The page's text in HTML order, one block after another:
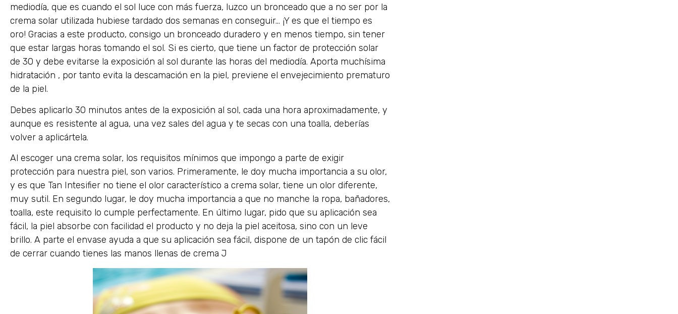
mediodía, que es cuando el sol luce con más fuerza, luzco un bronceado que a no ser por la
crema solar utilizada hubiese tardado dos semanas en conseguir… ¡Y es que el tiempo es
oro! Gracias a este producto, consigo un bronceado duradero y en menos tiempo, sin tener
que estar largas horas tomando el sol. Si es cierto, que tiene un factor de protección solar
de 30 y debe evitarse la exposición al sol durante las horas del mediodía. Aporta muchísima
hidratación , por tanto evita la descamación en la piel, previene el envejecimiento prematuro
de la piel.
Debes aplicarlo 30 minutos antes de la exposición al sol, cada una hora aproximadamente, y
aunque es resistente al agua, una vez sales del agua y te secas con una toalla, deberías
volver a aplicártela.
Al escoger una crema solar, los requisitos mínimos que impongo a parte de exigir
protección para nuestra piel, son varios. Primeramente, le doy mucha importancia a su olor,
y es que Tan Intesifier no tiene el olor característico a crema solar, tiene un olor diferente,
muy sutil. En segundo lugar, le doy mucha importancia a que no manche la ropa, bañadores,
toalla, este requisito lo cumple perfectamente. En último lugar, pido que su aplicación sea
fácil, la piel absorbe con facilidad el producto y no deja la piel aceitosa, sino con un leve
brillo. A parte el envase ayuda a que su aplicación sea fácil, dispone de un tapón de clic fácil
de cerrar cuando tienes las manos llenas de crema J